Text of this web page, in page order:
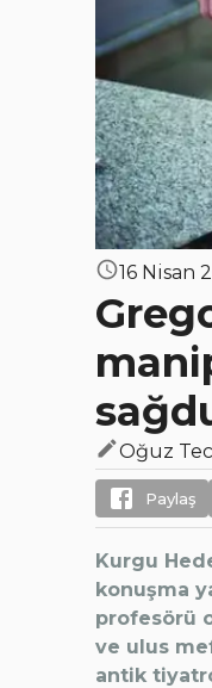
16 Nisan
Oğuz
Paylaş
Kurgu
konuşma
profesörü
ve ulus
antik